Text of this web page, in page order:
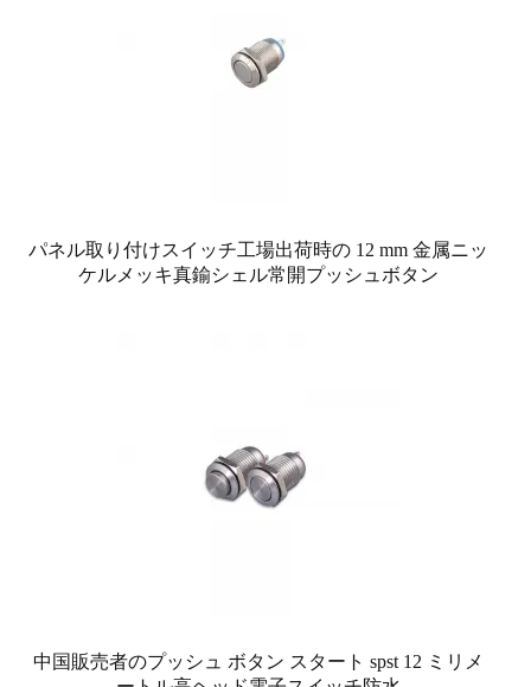
パネル取り付けスイッチ工場出荷時の 12 mm 金属ニッ
ケルメッキ真鍮シェル常開プッシュボタン
中国販売者のプッシュ ボタン スタート spst 12 ミリメ